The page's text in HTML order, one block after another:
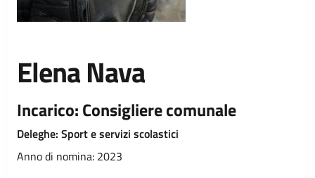
Elena Nava
Incarico: Consigliere comunale
Deleghe: Sport e servizi scolastici
Anno di nomina: 2023